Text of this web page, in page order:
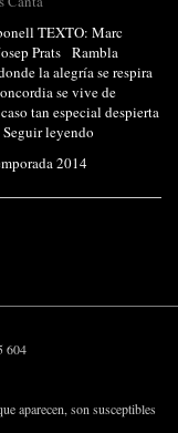
TEXTO: Marc
Prats Rambla
la alegría se respira
se vive de
tan especial despierta
Seguir leyendo
2014
604
aparecen, son susceptibles